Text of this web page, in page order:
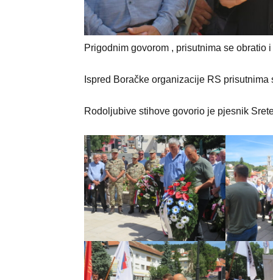
Prigodnim govorom , prisutnima se
Ispred Boračke organizacije RS
Rodoljubive stihove govorio je pjesnik